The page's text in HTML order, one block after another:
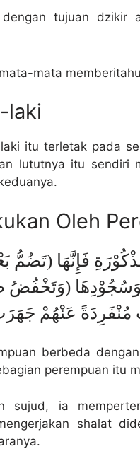
tujuan dzikir
mata
laki
itu terletak pada
lututnya itu sendiri
Oleh
فَإِنَّهَا (تَضُمُّ
(وَتَخْفُضُ
مُنْفَرِدَةً عَنْهُمْ
berbeda
perempuan itu
sujud, ia
shalat